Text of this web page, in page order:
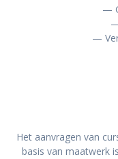
—
—
Het aanvragen van
basis van maatwerk